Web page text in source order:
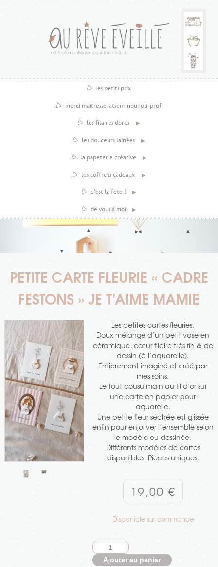
les petits prix
merci maîtresse-atsem-nounou-prof
les filaires dorés
les douceurs lainées
la papeterie créative
les coffrets cadeaux
c’est la fête !
de vous à moi
PETITE CARTE FLEURIE « CADRE
FESTONS » JE T’AIME MAMIE
Les petites cartes fleuries.
Doux mélange d’un petit vase en
céramique, cœur filaire très fin & de
dessin (à l’aquarelle).
Entièrement imaginé et créé par
mes soins.
Le tout cousu main au fil d’or sur
une carte en papier pour
aquarelle.
Une petite fleur séchée est glissée
enfin pour enjoliver l’ensemble selon
le modèle ou dessinée.
Différents modèles de cartes
disponibles. Pièces uniques.
19,00€
Disponible sur commande
quantité
deAjouter au panier